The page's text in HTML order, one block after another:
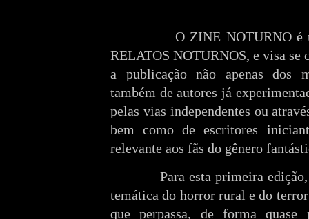
O ZINE NOTURNO é
RELATOS NOTURNOS, e visa se
a publicação não apenas dos
também de autores já
pelas vias independentes ou
bem como de escritores
relevante aos fãs do gênero
Para esta primeira
temática do horror rural e do
que perpassa, de forma quase